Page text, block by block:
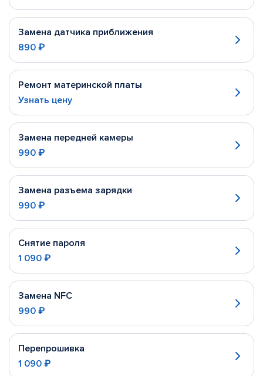
Замена датчика приближения
890 ₽
Ремонт материнской платы
Узнать цену
Замена передней камеры
990 ₽
Замена разъема зарядки
990 ₽
Снятие пароля
1 090 ₽
Замена NFC
990 ₽
Перепрошивка
1 090 ₽